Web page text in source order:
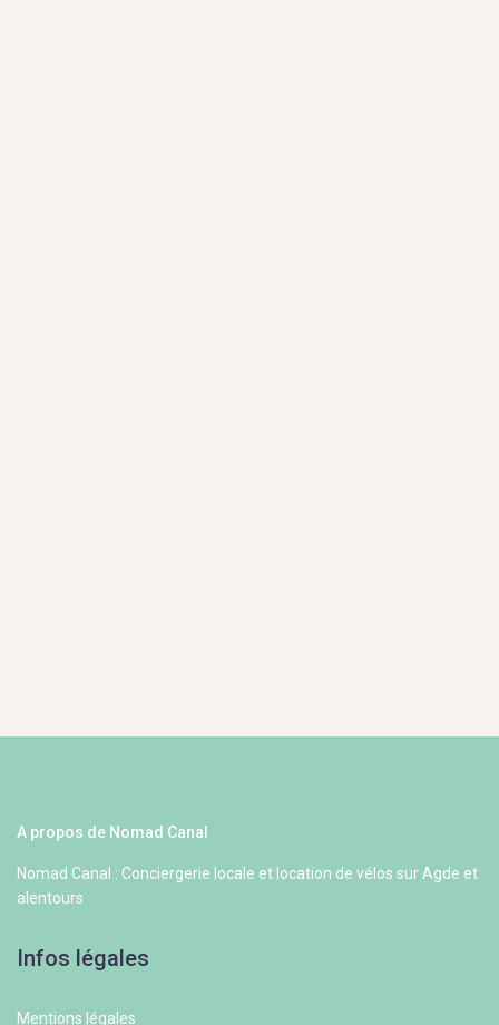
A propos de Nomad Canal
Nomad Canal : Conciergerie locale et location de vélos sur Agde et
alentours
Infos légales
Mentions légales